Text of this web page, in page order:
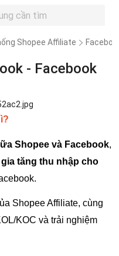
Shopee Affiliate
- Facebook
Shopee và Facebook,
gia tăng thu nhập cho
Shopee Affiliate, cùng
KOC và trải nghiệm